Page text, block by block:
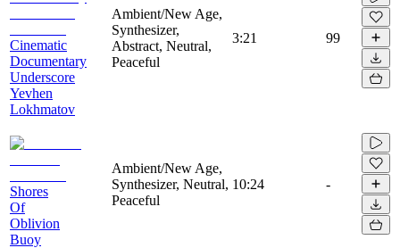
Cinematic
Documentary
Underscore
Yevhen
Lokhmatov
Ambient/New Age,
Synthesizer,
Abstract, Neutral,
Peaceful
3:21 99
Shores
Of
Oblivion
Buoy
Ambient/New Age,
Synthesizer, Neutral,
Peaceful
10:24 -